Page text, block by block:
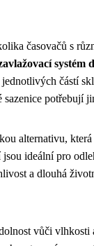
časovačů s
systém
částí
potřebují
alternativu,
ideální pro
a dlouhá
vůči